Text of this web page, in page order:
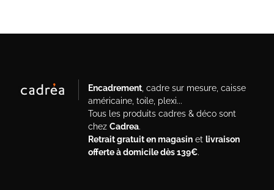
Encadrement, cadre sur mesure, caisse
américaine, toile, plexi...
Tous les produits cadres & déco sont
chez Cadrea.
Retrait gratuit en magasinet livraison
offerte à domicile dès 139€.